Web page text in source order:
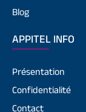
Blog
APPITEL INFO
Présentation
Confidentialité
Contact